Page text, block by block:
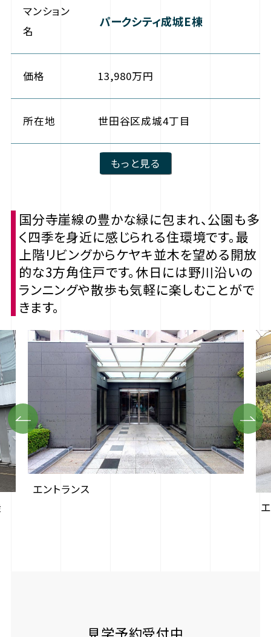
マンション
名
パークシティ成城E棟
価格 13,980万円
所在地 世田谷区成城4丁目
もっと見る
国分寺崖線の豊かな緑に包まれ、公園も多
く四季を身近に感じられる住環境です。最
上階リビングからケヤキ並木を望める開放
的な3方角住戸です。休日には野川沿いの
ランニングや散歩も気軽に楽しむことがで
きます。
Previous
エントランス
Next
見学予約受付中